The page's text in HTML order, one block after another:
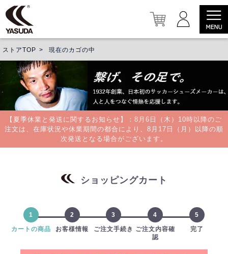
ストアTOP 現在のカゴの中
【夏季休業と発送に関するお知らせ】：8月6日（木）10時以降のご
注文は、在庫状況や休業期間の都合により、8月17日（月）以降の順
次発送となる場合がございます。
ショッピングカート
1
カートの商品
2
お客様情報
3
ご注文手続き
4
ご注文内容確
認
5
完了